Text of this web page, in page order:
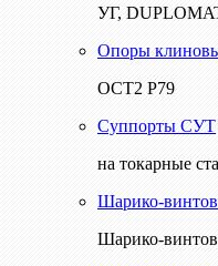
УГ,
Опоры
ОСТ2 Р79
Суппорты СУТ
на токарные
Шарико-
Шарико-